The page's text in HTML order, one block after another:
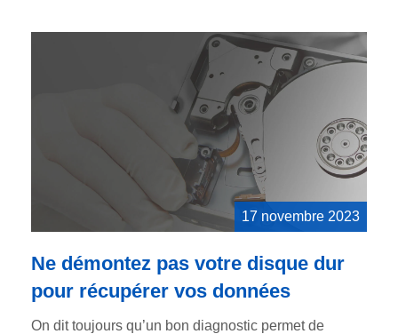
17 novembre 2023
Ne démontez pas votre disque dur
pour récupérer vos données
On dit toujours qu’un bon diagnostic permet de